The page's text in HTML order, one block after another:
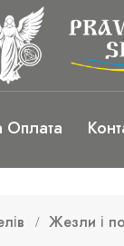
Оплата
Жезли і